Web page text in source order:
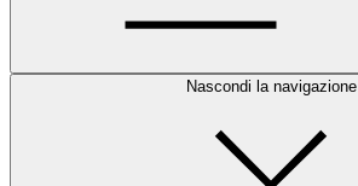
Nascondi la navigazione